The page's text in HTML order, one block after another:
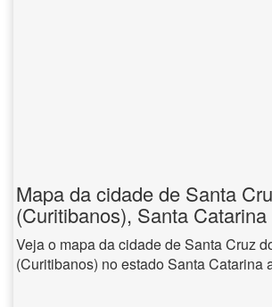
Mapa da cidade de Santa
(Curitibanos), Santa Catarina
Veja o mapa da cidade de Santa Cruz
(Curitibanos) no estado Santa Catarina